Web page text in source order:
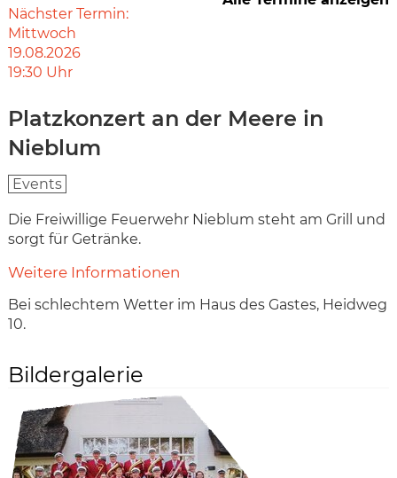
Nächster Termin:
Mittwoch
19.08.2026
19:30 Uhr
Platzkonzert an der Meere in
Nieblum
Events
Die Freiwillige Feuerwehr Nieblum steht am Grill und
sorgt für Getränke.
Weitere Informationen
Bei schlechtem Wetter im Haus des Gastes, Heidweg
10.
Bildergalerie